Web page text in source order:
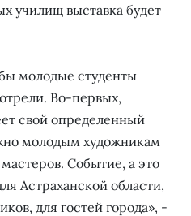
училищ выставка будет
молодые студенты
Во-первых,
свой определенный
молодым художникам
Событие, а это
Астраханской области,
для гостей города», -